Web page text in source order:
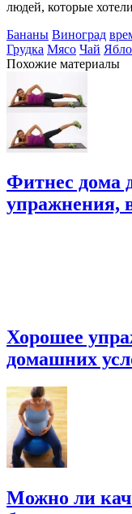
людей, которые
Бананы Виноград
Грудка Мясо Чай
Похожие материалы
Фитнес дома
упражнения,
Хорошее
домашних
Можно ли